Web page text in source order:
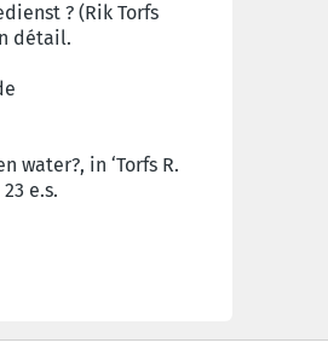
? (Rik Torfs
détail.
water?, in ‘Torfs R.
e.s.